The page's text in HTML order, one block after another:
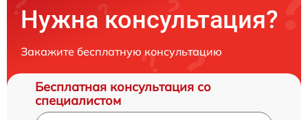
Нужна консультация?
Закажите бесплатную консультацию
Бесплатная консультация со
специалистом